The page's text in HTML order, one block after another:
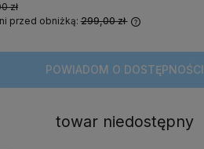
zł
przed obniżką:299,00 zł
sprzedawany krócej
jest najniższa
kiedy produkt pojawił
POWIADOM O DOSTĘPNOŚCI
towar niedostępny